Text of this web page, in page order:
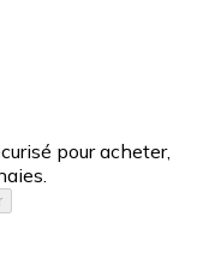
pour acheter,